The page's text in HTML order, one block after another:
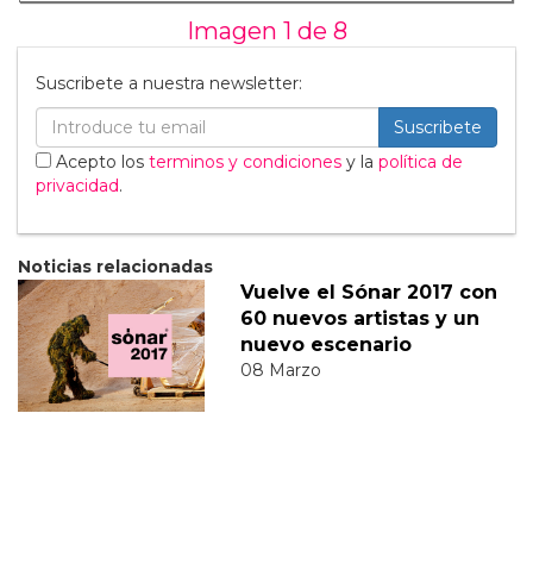
Imagen 1 de 8
Suscribete a nuestra newsletter:
Suscribete
Acepto los terminos y condiciones y la política de
privacidad.
Noticias relacionadas
Vuelve el Sónar 2017 con
60 nuevos artistas y un
nuevo escenario
08 Marzo